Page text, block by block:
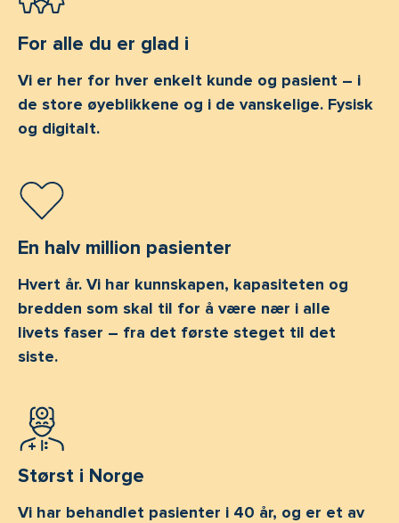
For alle du er glad i
Vi er her for hver enkelt kunde og pasient – i
de store øyeblikkene og i de vanskelige. Fysisk
og digitalt.
En halv million pasienter
Hvert år. Vi har kunnskapen, kapasiteten og
bredden som skal til for å være nær i alle
livets faser – fra det første steget til det
siste.
Størst i Norge
Vi har behandlet pasienter i 40 år, og er et av